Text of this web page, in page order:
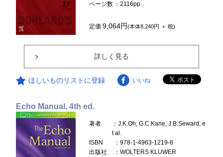
ページ数 ：2116pp.
定価9,064円(本体8,240円 ＋ 税)
詳しく見る
ほしいものリストに登録 いいね
Echo Manual, 4th ed.
著者
：J.K.Oh, G.C.Kane, J.B.Seward, e
t al.
ISBN
：978-1-4963-1219-8
出版社
：WOLTERS KLUWER